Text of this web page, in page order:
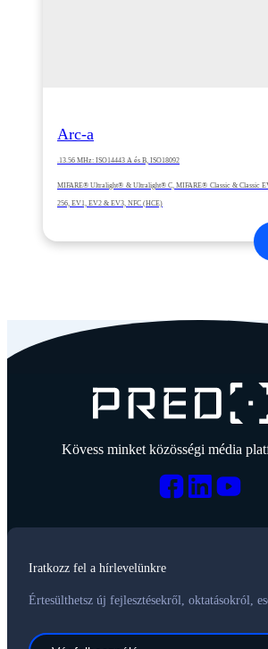
Arc-a
.13.56 MHz: ISO14443 A és B, ISO18092
MIFARE® Ultralight® & Ultralight® C, MIFARE® Classic & Classic
256, EV1, EV2 & EV3, NFC (HCE)
Kövess minket közösségi média
Iratkozz fel a hírlevelünkre
Értesülthetsz új fejlesztésekről, oktatásokról,